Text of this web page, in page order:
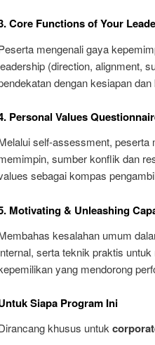
Core Functions of Your
mengenali gaya
(direction, alignment,
dengan kesiapan
Personal Values
self-assessment, peserta
sumber konflik dan
sebagai kompas
Motivating & Unleashing
kesalahan umum
serta teknik praktis
yang mendorong
Siapa Program Ini
khusus untuk